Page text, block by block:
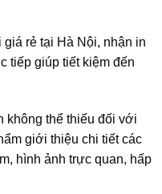
rẻ tại Hà Nội, nhận in
tiếp giúp tiết kiệm đến
không thể thiếu đối với
giới thiệu chi tiết các
hình ảnh trực quan, hấp